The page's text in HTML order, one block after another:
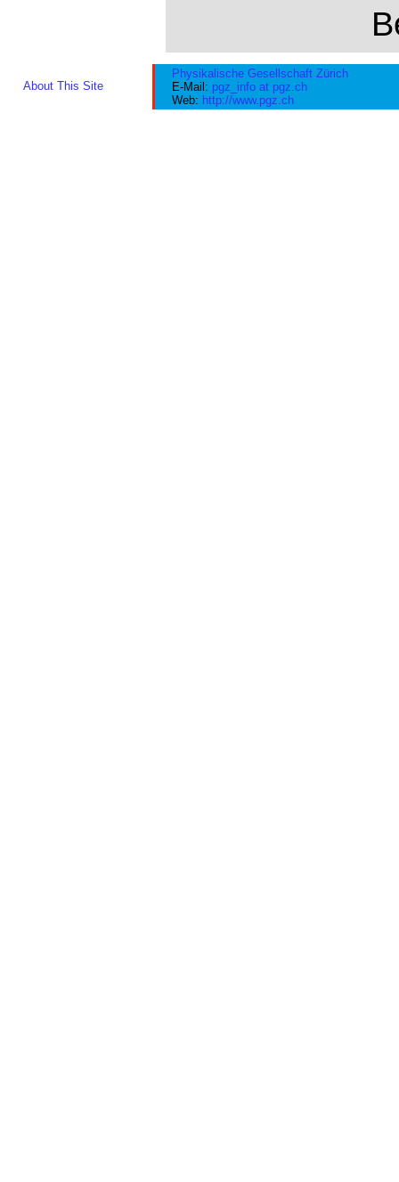
About This Site
Physikalische Gesellschaft Zürich
E-Mail: pgz_info at pgz.ch
Web: http://www.pgz.ch